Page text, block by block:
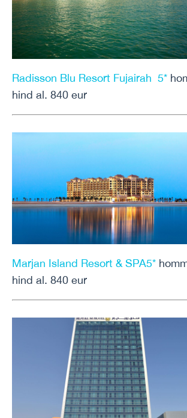
Radisson Blu Resort Fujairah 5*
hind al. 840 eur
Marjan Island Resort & SPA5*
hind al. 840 eur